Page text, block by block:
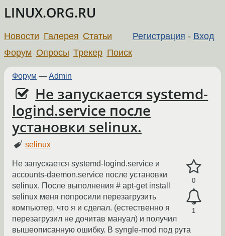
LINUX.ORG.RU
Регистрация - Вход
Новости Галерея Статьи
Форум Опросы Трекер Поиск
Форум — Admin
Не запускается systemd-
logind.service после
установки selinux.
selinux
0
1
Не запускается systemd-logind.service и
accounts-daemon.service после установки
selinux. После выполнения # apt-get install
selinux меня попросили перезагрузить
компьютер, что я и сделал. (естественно я
перезагрузил не дочитав мануал) и получил
вышеописанную ошибку. В syngle-mod под рута